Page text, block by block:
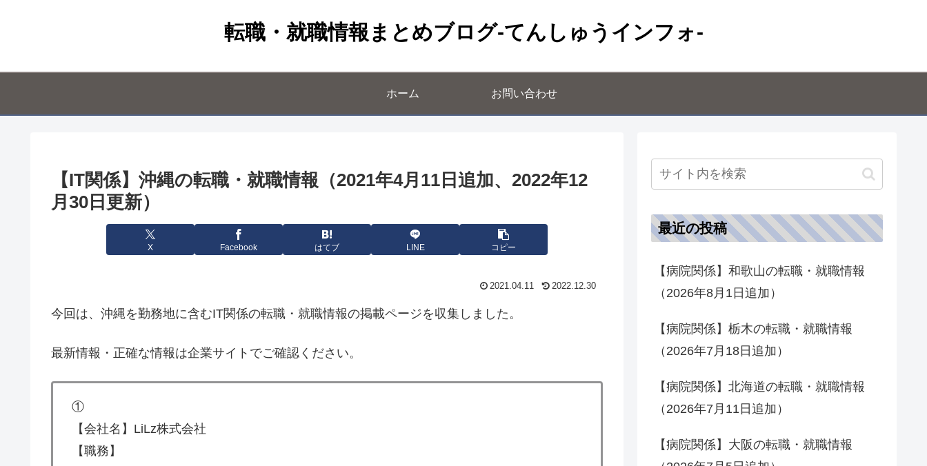
転職・就職情報まとめブログ-てんしゅうインフォ-
ホーム お問い合わせ
【IT関係】沖縄の転職・就職情報（2021年4月11日追加、2022年12
月30日更新）
X Facebook はてブ LINE コピー
2021.04.11 2022.12.30
今回は、沖縄を勤務地に含むIT関係の転職・就職情報の掲載ページを収集しました。
最新情報・正確な情報は企業サイトでご確認ください。
①
【会社名】LiLz株式会社
【職務】
最近の投稿
【病院関係】和歌山の転職・就職情報
（2026年8月1日追加）
【病院関係】栃木の転職・就職情報
（2026年7月18日追加）
【病院関係】北海道の転職・就職情報
（2026年7月11日追加）
【病院関係】大阪の転職・就職情報